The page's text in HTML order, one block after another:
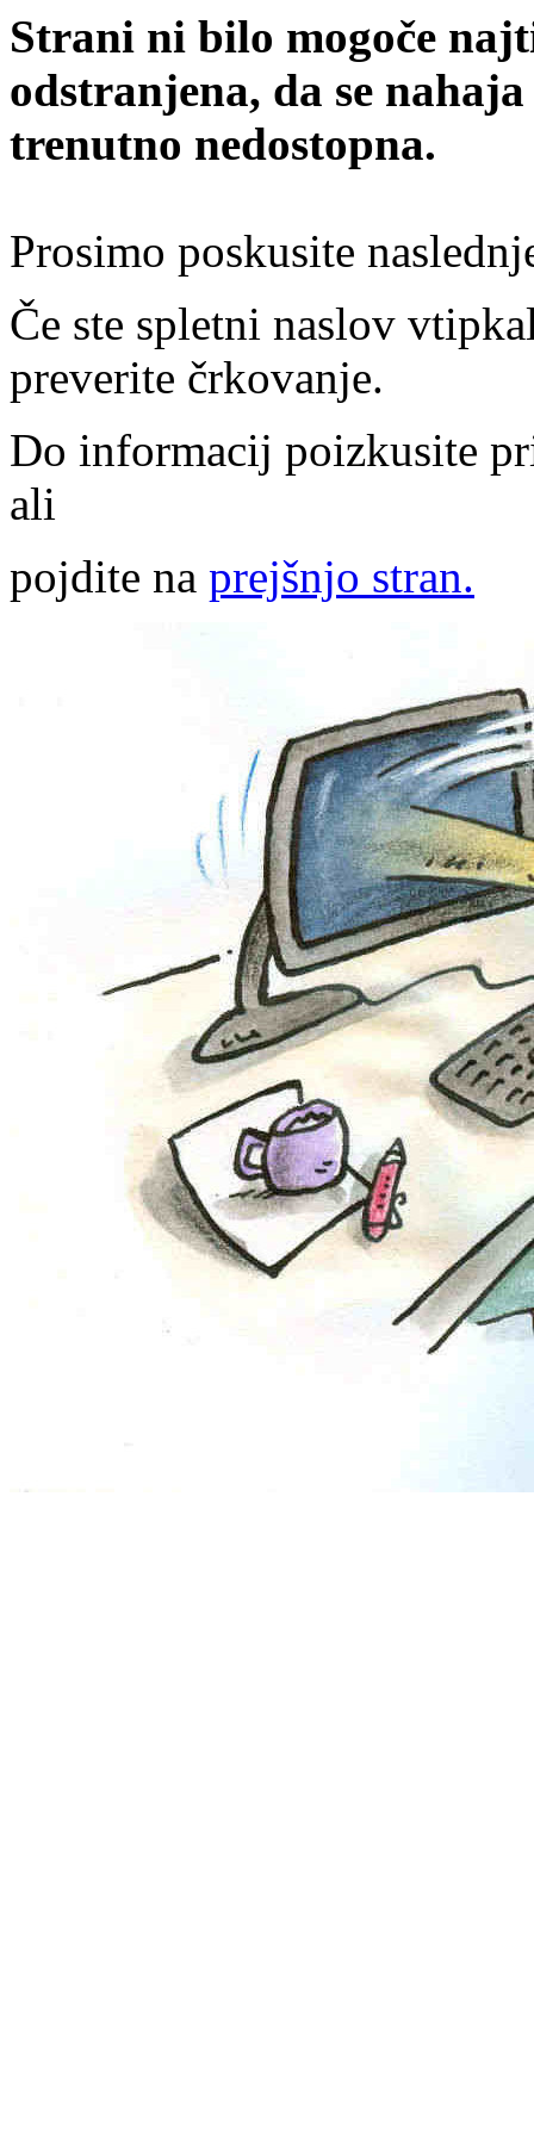
Strani ni bilo mogoče
odstranjena, da se
trenutno nedostopna.
Prosimo poskusite
Če ste spletni naslov
preverite črkovanje.
Do informacij poizkusite
ali
pojdite na prejšnjo stran.